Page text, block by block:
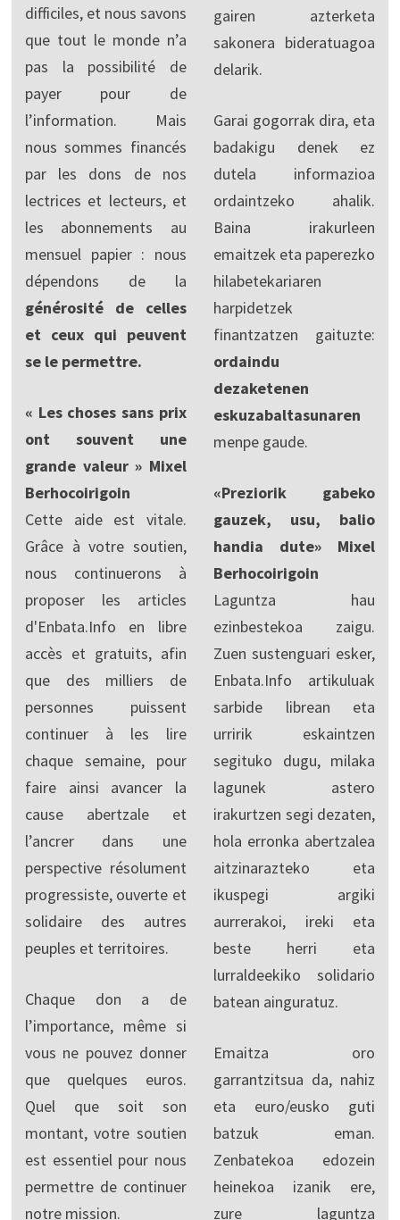
difficiles, et nous savons
que tout le monde n’a
pas la possibilité de
payer pour de
l’information. Mais
nous sommes financés
par les dons de nos
lectrices et lecteurs, et
les abonnements au
mensuel papier : nous
dépendons de la
générosité de celles
et ceux qui peuvent
se le permettre.
« Les choses sans prix
ont souvent une
grande valeur » Mixel
Berhocoirigoin
Cette aide est vitale.
Grâce à votre soutien,
nous continuerons à
proposer les articles
d'Enbata.Info en libre
accès et gratuits, afin
que des milliers de
personnes puissent
continuer à les lire
chaque semaine, pour
faire ainsi avancer la
cause abertzale et
l’ancrer dans une
perspective résolument
progressiste, ouverte et
solidaire des autres
peuples et territoires.
Chaque don a de
l’importance, même si
vous ne pouvez donner
que quelques euros.
Quel que soit son
montant, votre soutien
est essentiel pour nous
permettre de continuer
notre mission.
gairen azterketa
sakonera bideratuagoa
delarik.
Garai gogorrak dira, eta
badakigu denek ez
dutela informazioa
ordaintzeko ahalik.
Baina irakurleen
emaitzek eta paperezko
hilabetekariaren
harpidetzek
finantzatzen gaituzte:
ordaindu
dezaketenen
eskuzabaltasunaren
menpe gaude.
«Preziorik gabeko
gauzek, usu, balio
handia dute» Mixel
Berhocoirigoin
Laguntza hau
ezinbestekoa zaigu.
Zuen sustenguari esker,
Enbata.Info artikuluak
sarbide librean eta
urririk eskaintzen
segituko dugu, milaka
lagunek astero
irakurtzen segi dezaten,
hola erronka abertzalea
aitzinarazteko eta
ikuspegi argiki
aurrerakoi, ireki eta
beste herri eta
lurraldeekiko solidario
batean ainguratuz.
Emaitza oro
garrantzitsua da, nahiz
eta euro/eusko guti
batzuk eman.
Zenbatekoa edozein
heinekoa izanik ere,
zure laguntza